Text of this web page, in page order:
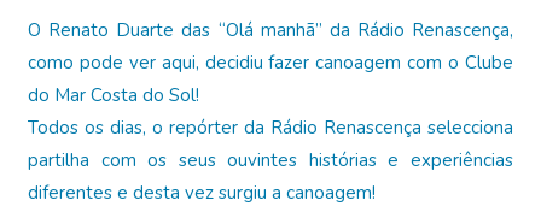
O Renato Duarte das “Olá manhã” da Rádio Renascença,
como pode ver aqui, decidiu fazer canoagem com o Clube
do Mar Costa do Sol!
Todos os dias, o repórter da Rádio Renascença selecciona
partilha com os seus ouvintes histórias e experiências
diferentes e desta vez surgiu a canoagem!